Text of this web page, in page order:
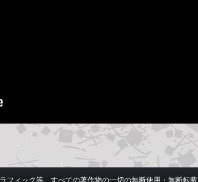
フィック等、すべての著作物の一切の無断使用・無断転載